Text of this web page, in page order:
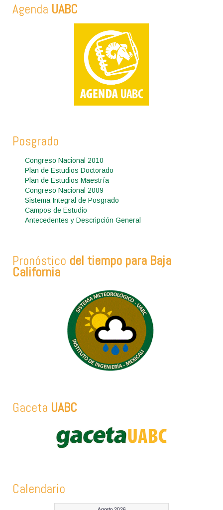
Agenda UABC
Posgrado
Congreso Nacional 2010
Plan de Estudios Doctorado
Plan de Estudios Maestría
Congreso Nacional 2009
Sistema Integral de Posgrado
Campos de Estudio
Antecedentes y Descripción General
Pronóstico del tiempo para Baja
California
Gaceta UABC
Calendario